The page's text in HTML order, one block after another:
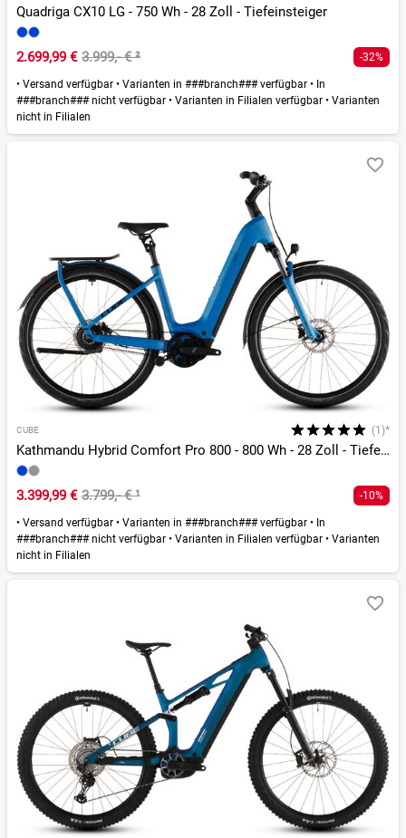
Quadriga CX10 LG - 750 Wh - 28 Zoll - Tiefeinsteiger
2.699,99 € 3.999,- €² -32%
• Versand verfügbar • Varianten in ###branch### verfügbar • In
###branch### nicht verfügbar • Varianten in Filialen verfügbar • Varianten
nicht in Filialen
CUBE (1)*
Kathmandu Hybrid Comfort Pro 800 - 800 Wh - 28 Zoll - Tiefeinsteiger - 2026
3.399,99 € 3.799,- €¹ -10%
• Versand verfügbar • Varianten in ###branch### verfügbar • In
###branch### nicht verfügbar • Varianten in Filialen verfügbar • Varianten
nicht in Filialen